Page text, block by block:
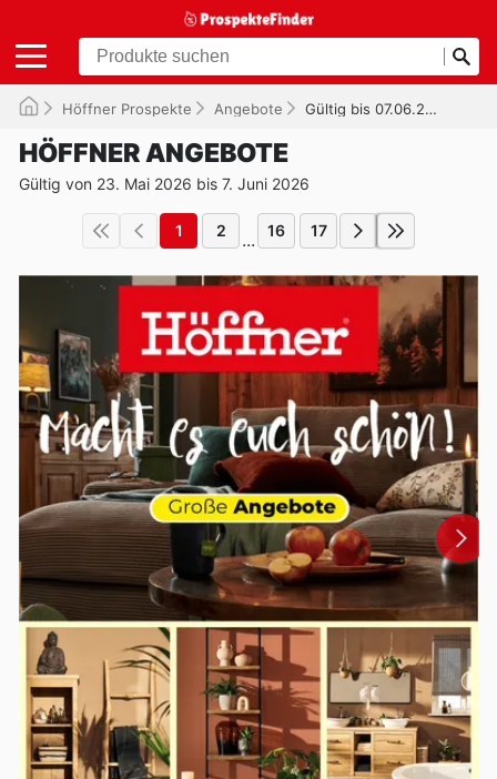
Höffner Prospekte Angebote Gültig bis 07.06.2026
HÖFFNER ANGEBOTE
Gültig von 23. Mai 2026 bis 7. Juni 2026
1 2 ... 16 17